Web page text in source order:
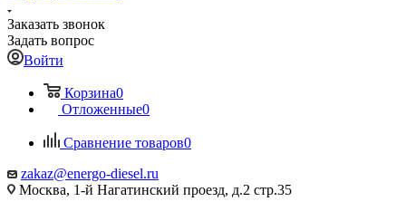
Заказать звонок
Задать вопрос
Войти
Корзина0
Отложенные0
Сравнение товаров0
zakaz@energo-diesel.ru
Москва, 1-й Нагатинский проезд, д.2 стр.35